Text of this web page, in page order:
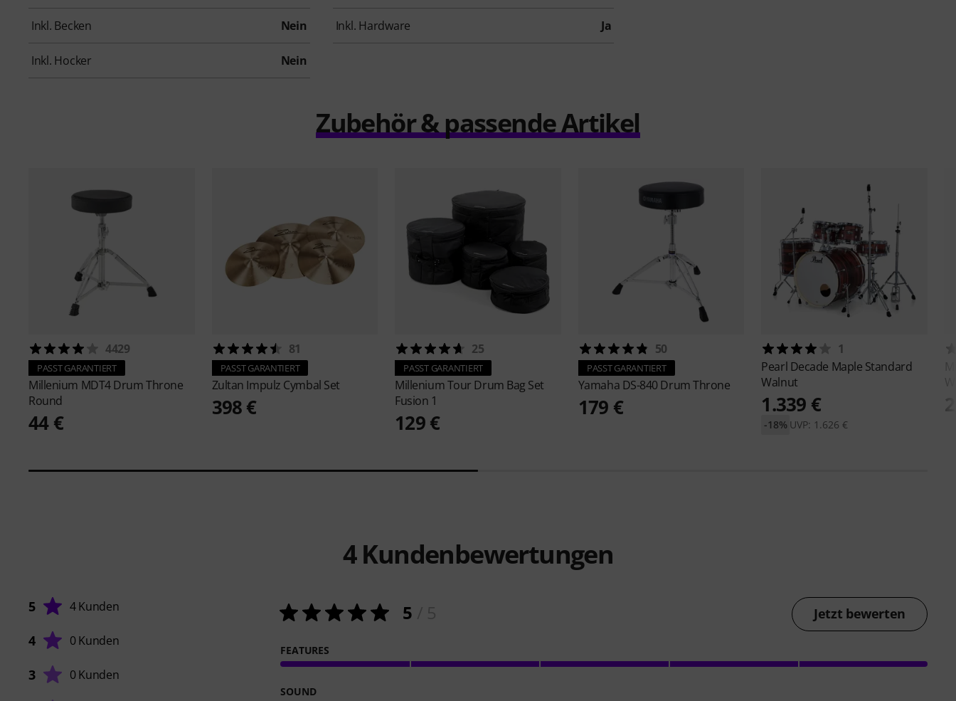
Inkl. Becken Nein Inkl. Hardware Ja
Inkl. Hocker Nein
Zubehör & passende Artikel
4429
PASST GARANTIERT
Millenium MDT4 Drum Throne
Round
44 €
81
PASST GARANTIERT
Zultan Impulz Cymbal Set
398 €
25
PASST GARANTIERT
MilleniumTour Drum Bag Set
Fusion 1
129 €
50
PASST GARANTIERT
Yamaha DS-840 Drum Throne
179 €
1
Pearl Decade Maple Standard
Walnut
1.339 €
UVP: 1.626 €
-18%
4Kundenbewertungen
5 4 Kunden
4 0 Kunden
3 0 Kunden
5 Jetzt bewerten
FEATURES
SOUND